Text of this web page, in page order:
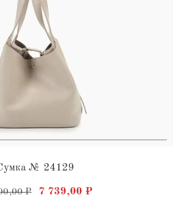
№ 24129
₽ Первоначальная цена
7 739,00 ₽Текущая цена: